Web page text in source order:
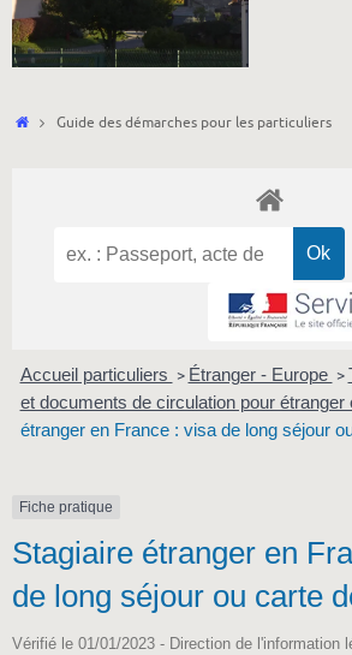
Accueil
Guide des démarches pour les particuliers
Accueil particuliers > Étranger - Europe >
et documents de circulation pour étranger
étranger en France : visa de long séjour
Fiche pratique
Stagiaire étranger en
de long séjour ou carte
Vérifié le 01/01/2023 - Direction de l'information